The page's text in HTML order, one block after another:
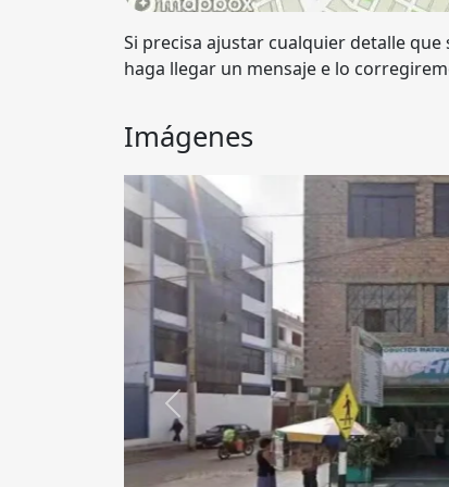
Si precisa ajustar cualquier detalle
haga llegar un mensaje e lo
Imágenes
Anterior